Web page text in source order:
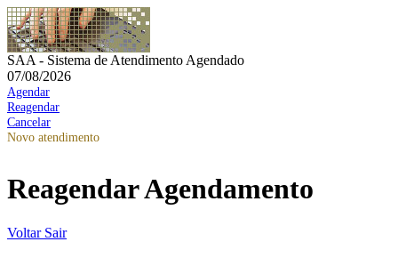
SAA - Sistema de Atendimento Agendado
07/08/2026
Agendar
Reagendar
Cancelar
Novo atendimento
Reagendar Agendamento
Voltar Sair